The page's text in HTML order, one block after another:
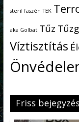
steril faszén TEK
aka Golbat Tűz
Víztisztítás
Friss